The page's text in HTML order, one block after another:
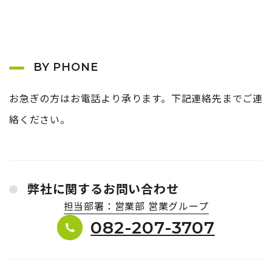
BY PHONE
お急ぎの方はお電話より承ります。下記連絡先までご連
絡ください。
弊社に関するお問い合わせ
担当部署：営業部 営業グループ
082-207-3707